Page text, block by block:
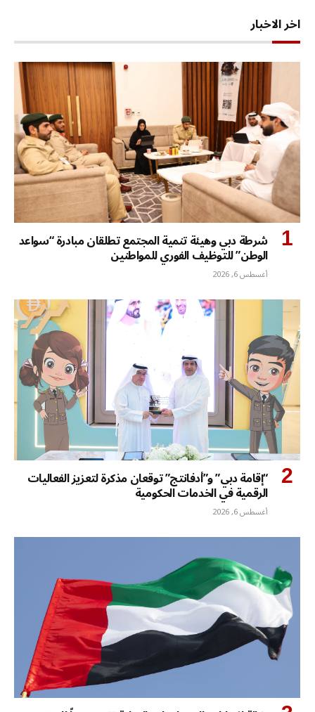
اخر الاخبار
شرطة دبي وهيئة تنمية المجتمع تطلقان مبادرة “سواعد
الوطن” للتوظيف الفوري للمواطنين
أغسطس 6, 2026
“إقامة دبي” و”أدفانتج” توقعان مذكرة لتعزيز الفعاليات
الرقمية في الخدمات الحكومية
أغسطس 6, 2026